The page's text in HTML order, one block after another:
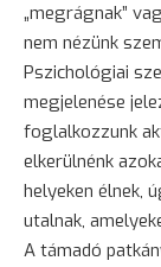
„megrágnak”
nem nézünk
Pszichológiai
megjelenése
foglalkozzunk
elkerülnénk
helyeken élnek,
utalnak,
A támadó